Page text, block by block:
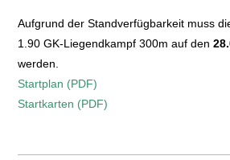
Aufgrund der Standverfügbarkeit muss
1.90 GK-Liegendkampf 300m auf den
werden.
Startplan (PDF)
Startkarten (PDF)